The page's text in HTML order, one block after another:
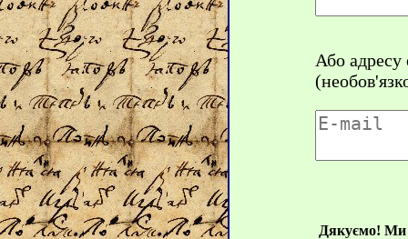
Або
Дякуємо! Ми